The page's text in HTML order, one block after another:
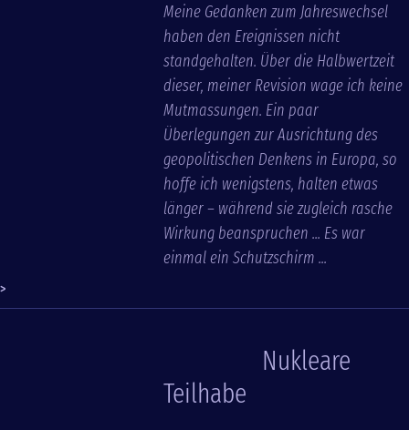
Meine Gedanken zum Jahreswechsel
haben den Ereignissen nicht
standgehalten. Über die Halbwertzeit
dieser, meiner Revision wage ich keine
Mutmassungen. Ein paar
Überlegungen zur Ausrichtung des
geopolitischen Denkens in Europa, so
hoffe ich wenigstens, halten etwas
länger – während sie zugleich rasche
Wirkung beanspruchen ... Es war
einmal ein Schutzschirm ...
>
Nukleare
Teilhabe